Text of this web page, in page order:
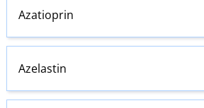
Azatioprin
Azelastin